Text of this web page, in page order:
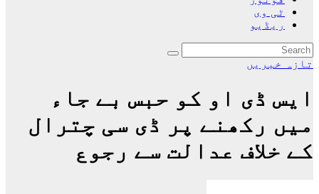
ٹی وی
ریڈیو
تازہ خبریں
ایس ڈی او کو حبس بے جاء
میں رکھنے پر ڈی سی چترال
کے خلاف عدالت سے رجوع